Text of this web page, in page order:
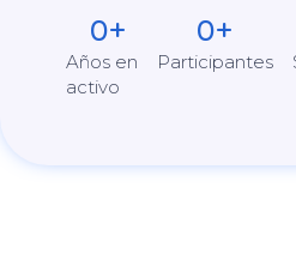
Años en
activo
0+
Participantes
0+